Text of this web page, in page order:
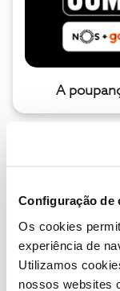
Configuração de
Os cookies
experiência de
Utilizamos
nossos websites
A
Descubra